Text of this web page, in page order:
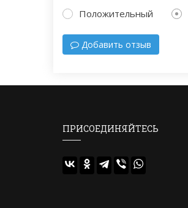
Положительный
Добавить отзыв
ПРИСОЕДИНЯЙТЕСЬ